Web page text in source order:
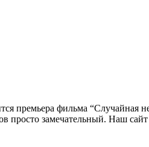
премьера фильма “Случайная
просто замечательный. Наш